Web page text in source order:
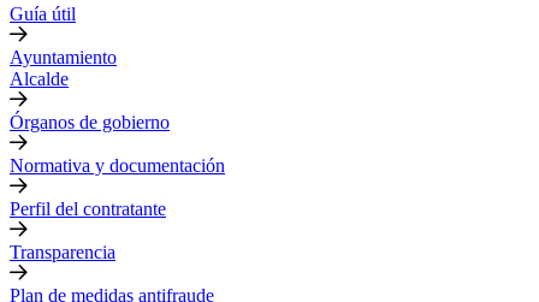
Guía útil
Ayuntamiento
Alcalde
Órganos de gobierno
Normativa y documentación
Perfil del contratante
Transparencia
Plan de medidas antifraude